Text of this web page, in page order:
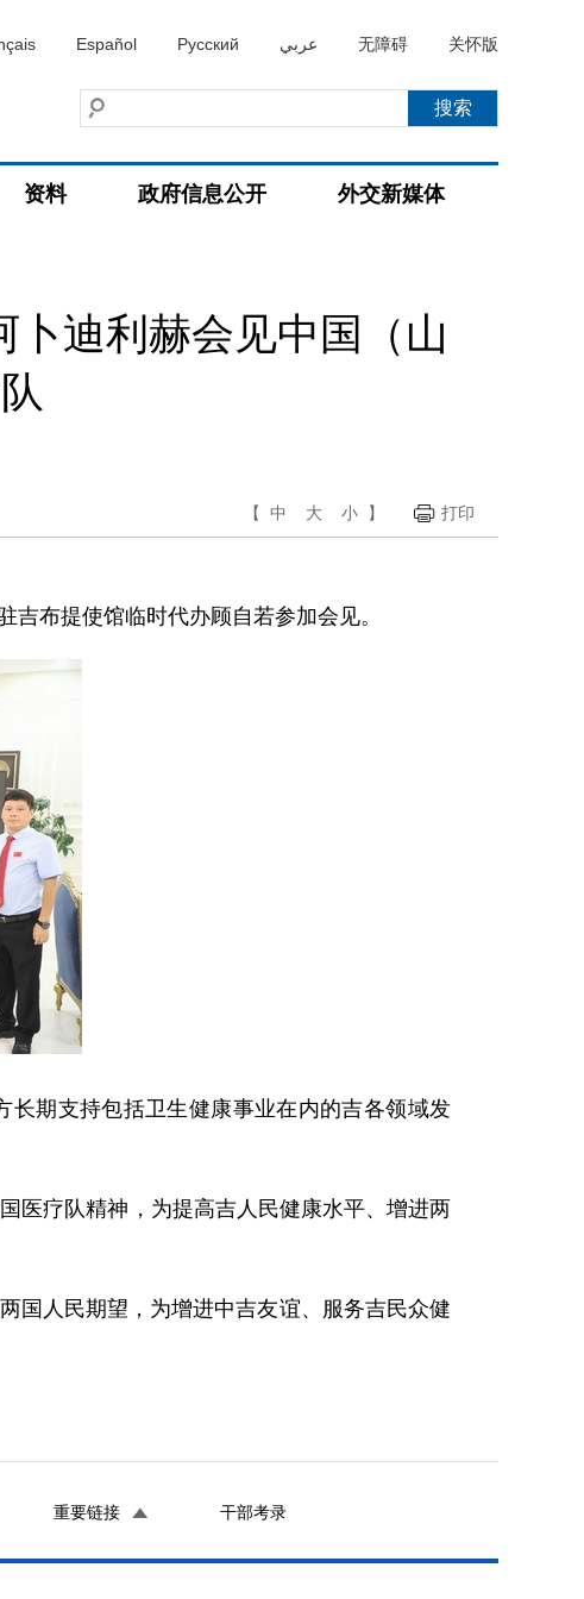
Español Русский عربي 无障碍 关怀版
资料 政府信息公开 外交新媒体
迪利赫会见中国（山
【 中 大 小 】 打印
布提使馆临时代办顾自若参加会见。
长期支持包括卫生健康事业在内的吉各领域发
医疗队精神，为提高吉人民健康水平、增进两
国人民期望，为增进中吉友谊、服务吉民众健
重要链接 干部考录